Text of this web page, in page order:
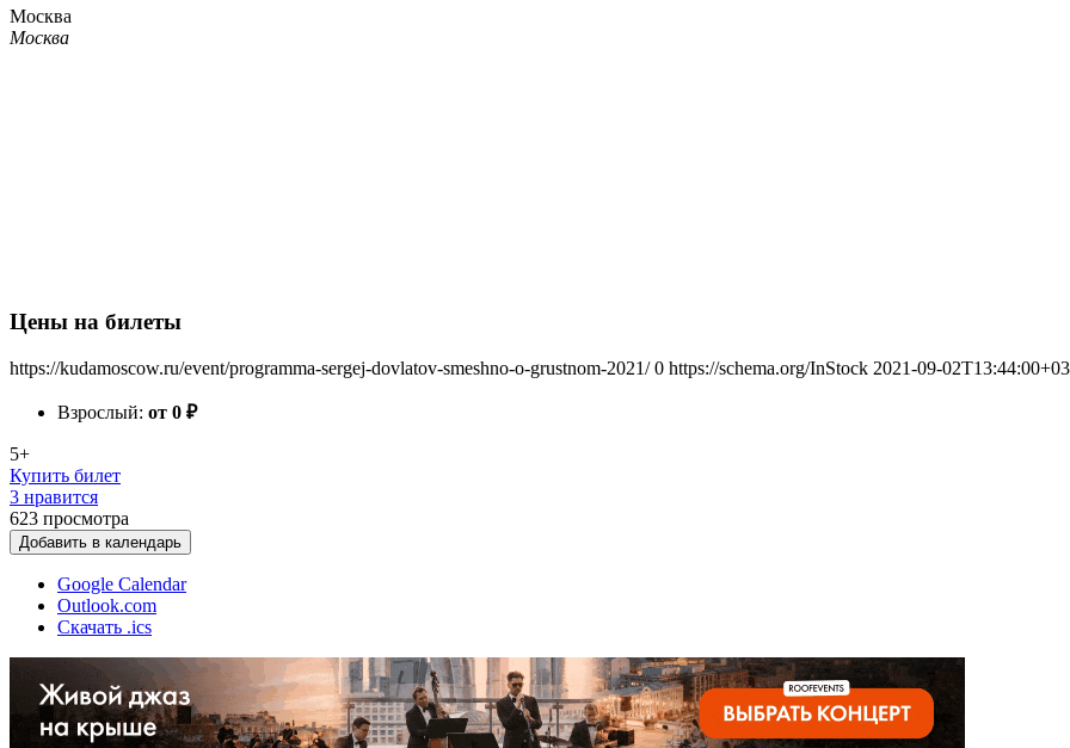
Москва
Москва
Цены на билеты
https://kudamoscow.ru/event/programma-sergej-dovlatov-smeshno-o-grustnom-2021/ 0 https://schema.org/InStock 2021-09-
Взрослый: от 0 ₽
5+
Купить билет
3 нравится
623 просмотра
Добавить в календарь
Google Calendar
Outlook.com
Скачать .ics